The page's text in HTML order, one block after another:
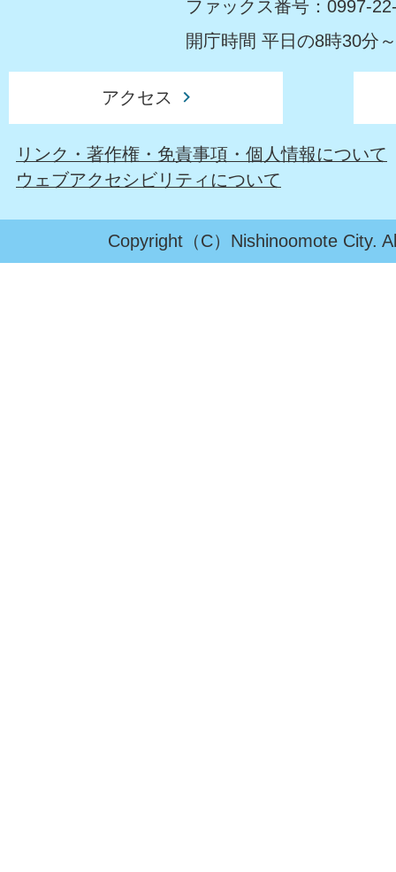
ファックス番号：0997-
開庁時間 平日の8時30分
アクセス
リンク・著作権・免責事項・個人情報について
ウェブアクセシビリティについて
Copyright（C）Nishinoomote City.